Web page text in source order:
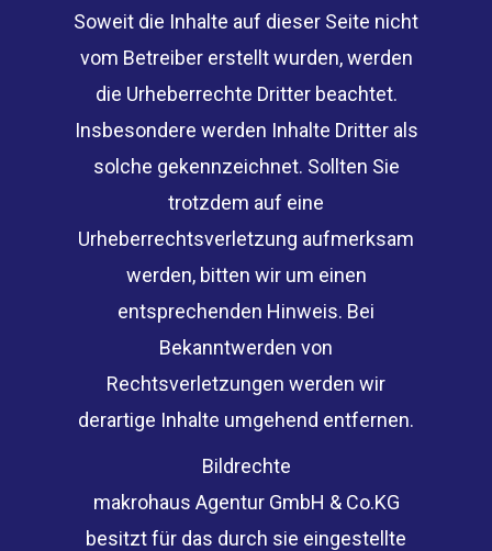
Soweit die Inhalte auf dieser Seite nicht
vom Betreiber erstellt wurden, werden
die Urheberrechte Dritter beachtet.
Insbesondere werden Inhalte Dritter als
solche gekennzeichnet. Sollten Sie
trotzdem auf eine
Urheberrechtsverletzung aufmerksam
werden, bitten wir um einen
entsprechenden Hinweis. Bei
Bekanntwerden von
Rechtsverletzungen werden wir
derartige Inhalte umgehend entfernen.
Bildrechte
makrohaus Agentur GmbH & Co.KG
besitzt für das durch sie eingestellte